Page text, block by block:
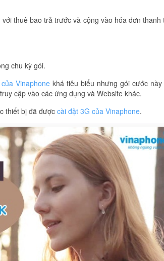
thuê bao trả trước và cộng vào hóa đơn thanh
chu kỳ gói.
Vinaphonekhá tiêu biểu nhưng gói cước
cập vào các ứng dụng và Website khác.
thiết bị đã được cài đặt 3G của Vinaphone.